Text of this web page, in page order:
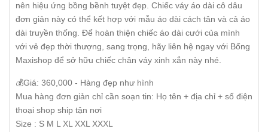
nên hiệu ứng bồng bềnh tuyệt đẹp. Chiếc váy áo dài cô dâu
đơn giản này có thể kết hợp với mẫu áo dài cách tân và cả áo
dài truyền thống. Để hoàn thiện chiếc áo dài cưới của mình
với vẻ đẹp thời thượng, sang trọng, hãy liên hệ ngay với Bống
Maxishop để sở hữu chiếc chân váy xinh xắn này nhé.
💰Giá: 360,000 - Hàng đẹp như hình
Mua hàng đơn giản chỉ cần soạn tin: Họ tên + địa chỉ + số điện
thoại shop ship tận nơi
Size : S M L XL XXL XXXL